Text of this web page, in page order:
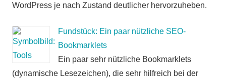
WordPress je nach Zustand deutlicher hervorzuheben.
Fundstück: Ein paar nützliche SEO-
Bookmarklets
Ein paar sehr nützliche Bookmarklets
(dynamische Lesezeichen), die sehr hilfreich bei der